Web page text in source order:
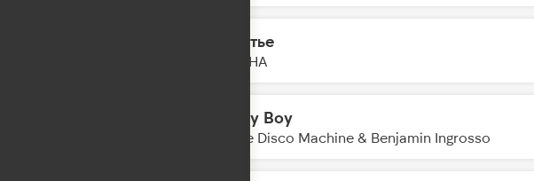
Счастье
DAASHA
Honey Boy
Purple Disco Machine & Benjamin Ingrosso